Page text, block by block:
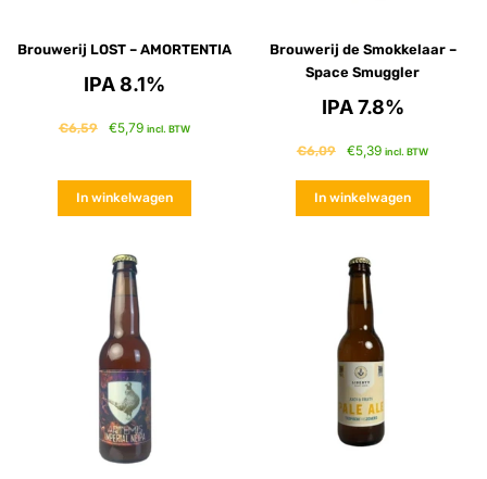
Brouwerij LOST – AMORTENTIA
IPA 8.1%
€6,59 €5,79 incl. BTW
In winkelwagen
Brouwerij de Smokkelaar –
Space Smuggler
IPA 7.8%
€6,09 €5,39 incl. BTW
In winkelwagen